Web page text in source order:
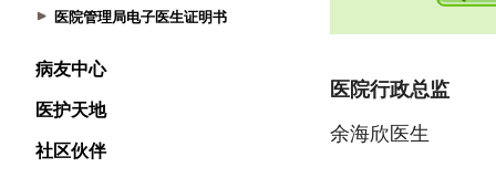
医院管理局电子医生证明书
病友中心
医护天地
社区伙伴